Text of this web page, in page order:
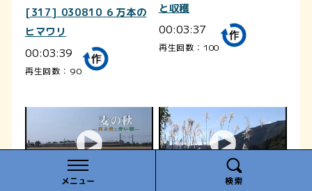
メニュー 検索
[317] 030810 ６万本の
ヒマワリ
00:03:39
再生回数：90
と収穫
00:03:37
再生回数：100